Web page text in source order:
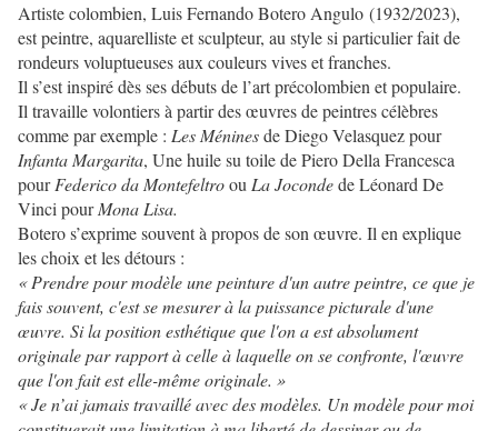
Artiste colombien, Luis Fernando Botero Angulo (1932/2023),
est peintre, aquarelliste et sculpteur, au style si particulier fait de
rondeurs voluptueuses aux couleurs vives et franches.
Il s’est inspiré dès ses débuts de l’art précolombien et populaire.
Il travaille volontiers à partir des œuvres de peintres célèbres
comme par exemple : Les Méninesde Diego Velasquez pour
Infanta Margarita, Une huile su toile de Piero Della Francesca
pourFederico da Montefeltroou La Jocondede Léonard De
Vinci pourMona Lisa.
Botero s’exprime souvent à propos de son œuvre. Il en explique
les choix et les détours :
« Prendre pour modèle une peinture d'un autre peintre, ce que je
fais souvent, c'est se mesurer à la puissance picturale d'une
œuvre. Si la position esthétique que l'on a est absolument
originale par rapport à celle à laquelle on se confronte, l'œuvre
que l'on fait est elle-même originale. »
« Je n’ai jamais travaillé avec des modèles. Un modèle pour moi